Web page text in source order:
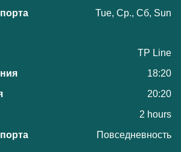
Tue, Ср., Сб, Sun
TP Line
18:20
20:20
2 hours
Повседневность